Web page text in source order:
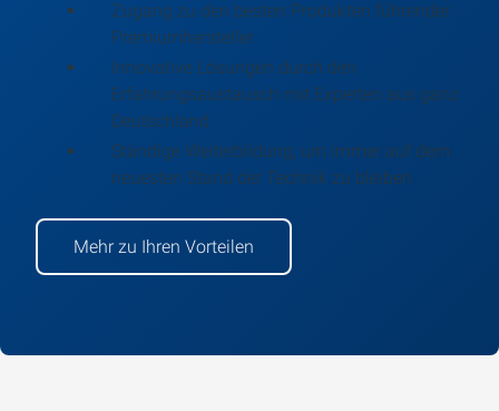
Zugang zu den besten Produkten führender
Premiumhersteller
Innovative Lösungen durch den
Erfahrungsaustausch mit Experten aus ganz
Deutschland
Ständige Weiterbildung, um immer auf dem
neuesten Stand der Technik zu bleiben
Mehr zu Ihren Vorteilen
Um externe Karten-Inhalte anzuzeigen, benötigen wir